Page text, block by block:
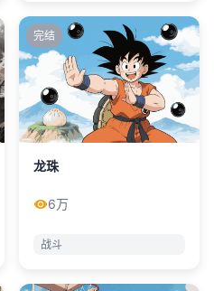
完结
龙珠
6万
战斗